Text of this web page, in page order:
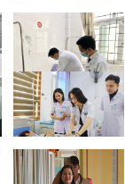
Khám bệnh nhân sau
phẫu thuật